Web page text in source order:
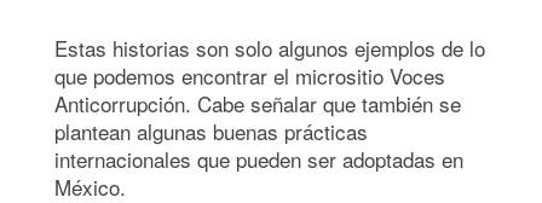
Estas historias son solo algunos ejemplos de lo
que podemos encontrar el micrositio Voces
Anticorrupción. Cabe señalar que también se
plantean algunas buenas prácticas
internacionales que pueden ser adoptadas en
México.